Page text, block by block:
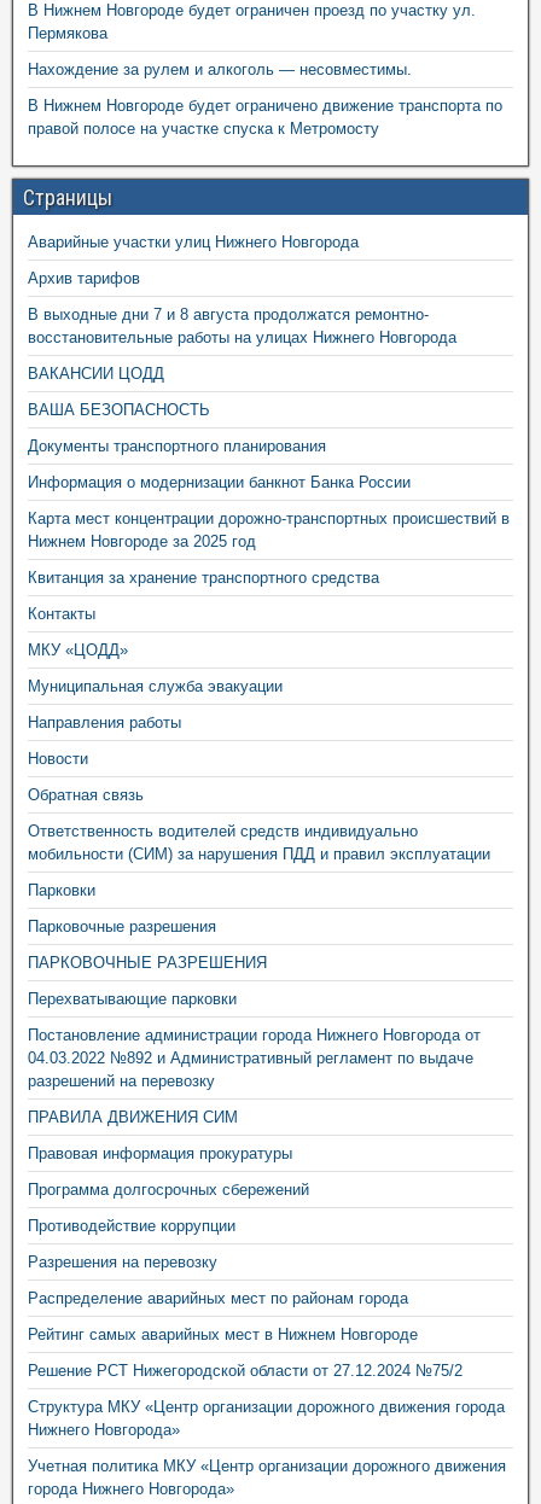
В Нижнем Новгороде будет ограничен проезд по участку ул.
Пермякова
Нахождение за рулем и алкоголь — несовместимы.
В Нижнем Новгороде будет ограничено движение транспорта по
правой полосе на участке спуска к Метромосту
Страницы
Аварийные участки улиц Нижнего Новгорода
Архив тарифов
В выходные дни 7 и 8 августа продолжатся ремонтно-
восстановительные работы на улицах Нижнего Новгорода
ВАКАНСИИ ЦОДД
ВАША БЕЗОПАСНОСТЬ
Документы транспортного планирования
Информация о модернизации банкнот Банка России
Карта мест концентрации дорожно-транспортных происшествий в
Нижнем Новгороде за 2025 год
Квитанция за хранение транспортного средства
Контакты
МКУ «ЦОДД»
Муниципальная служба эвакуации
Направления работы
Новости
Обратная связь
Ответственность водителей средств индивидуально
мобильности (СИМ) за нарушения ПДД и правил эксплуатации
Парковки
Парковочные разрешения
ПАРКОВОЧНЫЕ РАЗРЕШЕНИЯ
Перехватывающие парковки
Постановление администрации города Нижнего Новгорода от
04.03.2022 №892 и Административный регламент по выдаче
разрешений на перевозку
ПРАВИЛА ДВИЖЕНИЯ СИМ
Правовая информация прокуратуры
Программа долгосрочных сбережений
Противодействие коррупции
Разрешения на перевозку
Распределение аварийных мест по районам города
Рейтинг самых аварийных мест в Нижнем Новгороде
Решение РСТ Нижегородской области от 27.12.2024 №75/2
Структура МКУ «Центр организации дорожного движения города
Нижнего Новгорода»
Учетная политика МКУ «Центр организации дорожного движения
города Нижнего Новгорода»